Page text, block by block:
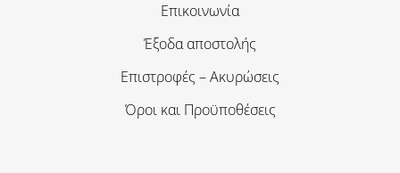
Επικοινωνία
Έξοδα αποστολής
Επιστροφές – Ακυρώσεις
Όροι και Προϋποθέσεις